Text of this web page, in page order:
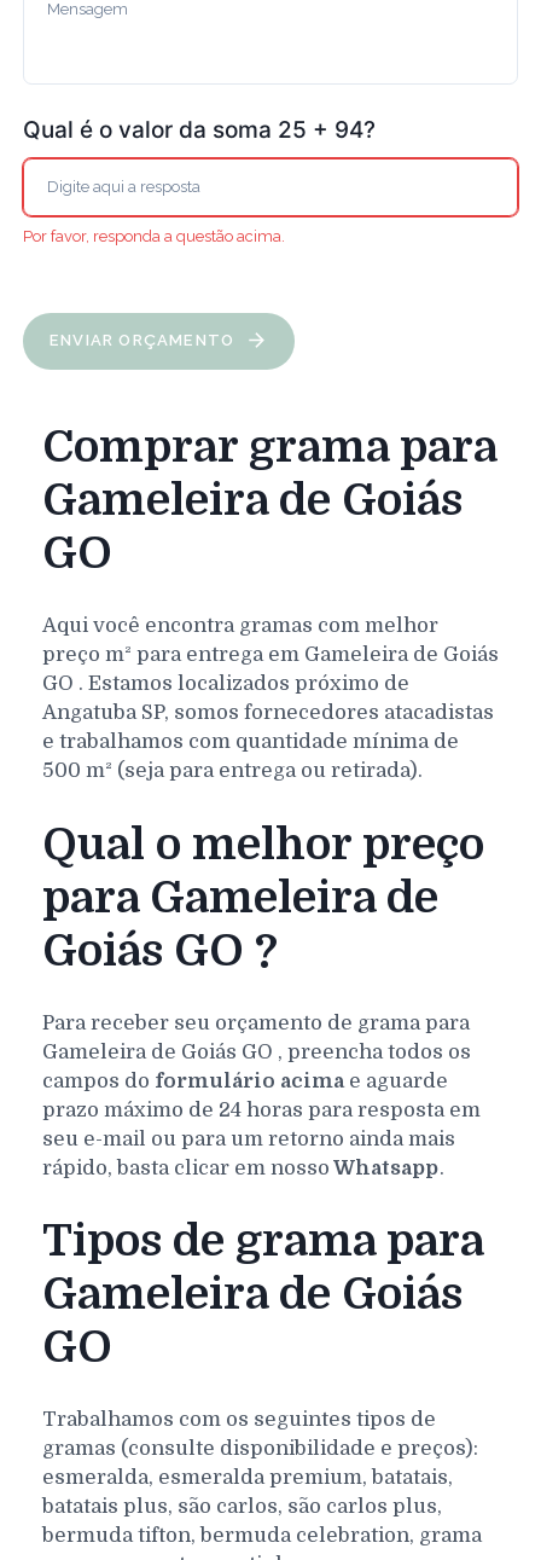
Qual é o valor da soma 25 + 94?
Por favor, responda a questão acima.
ENVIAR ORÇAMENTO
Comprar grama para
Gameleira de Goiás
GO
Aqui você encontra gramas com melhor
preço m² para entrega em Gameleira de Goiás
GO . Estamos localizados próximo de
Angatuba SP, somos fornecedores atacadistas
e trabalhamos com quantidade mínima de
500 m² (seja para entrega ou retirada).
Qual o melhor preço
para Gameleira de
Goiás GO ?
Para receber seu orçamento de grama para
Gameleira de Goiás GO , preencha todos os
campos do formulário acima e aguarde
prazo máximo de 24 horas para resposta em
seu e-mail ou para um retorno ainda mais
rápido, basta clicar em nosso Whatsapp.
Tipos de grama para
Gameleira de Goiás
GO
Trabalhamos com os seguintes tipos de
gramas (consulte disponibilidade e preços):
esmeralda, esmeralda premium, batatais,
batatais plus, são carlos, são carlos plus,
bermuda tifton, bermuda celebration, grama